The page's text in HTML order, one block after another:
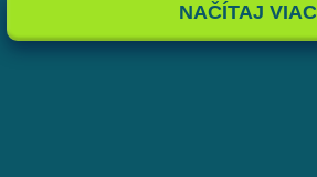
NAČÍTAJ VIAC